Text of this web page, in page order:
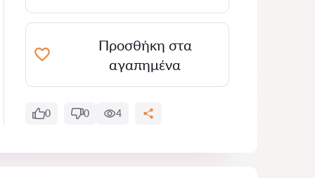
Προσθήκη στα
αγαπημένα
0 0 4